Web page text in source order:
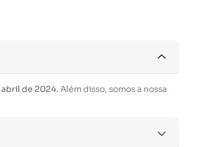
abril de 2024. Além disso, somos a nossa